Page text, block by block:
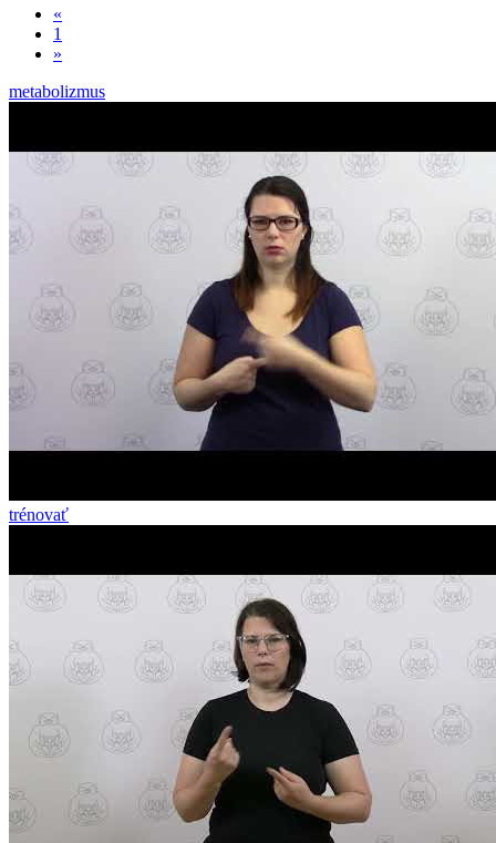
«
1
»
metabolizmus
trénovať